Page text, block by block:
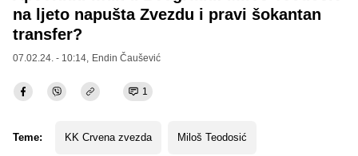
na ljeto napušta Zvezdu i pravi šokantan
transfer?
07.02.24. - 10:14, Endin Čaušević
1
Teme: KK Crvena zvezda Miloš Teodosić